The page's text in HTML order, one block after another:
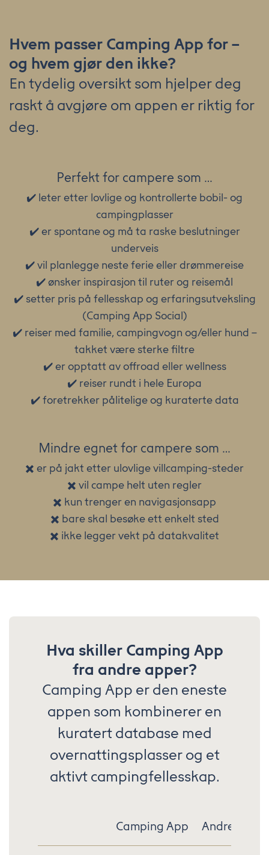
Hvem passer Camping App for –
og hvem gjør den ikke?
En tydelig oversikt som hjelper deg
raskt å avgjøre om appen er riktig for
deg.
Perfekt for campere som …
✔️ leter etter lovlige og kontrollerte bobil- og
campingplasser
✔️ er spontane og må ta raske beslutninger
underveis
✔️ vil planlegge neste ferie eller drømmereise
✔️ ønsker inspirasjon til ruter og reisemål
✔️ setter pris på fellesskap og erfaringsutveksling
(Camping App Social)
✔️ reiser med familie, campingvogn og/eller hund –
takket være sterke filtre
✔️ er opptatt av offroad eller wellness
✔️ reiser rundt i hele Europa
✔️ foretrekker pålitelige og kuraterte data
Mindre egnet for campere som …
✖️ er på jakt etter ulovlige villcamping-steder
✖️ vil campe helt uten regler
✖️ kun trenger en navigasjonsapp
✖️ bare skal besøke ett enkelt sted
✖️ ikke legger vekt på datakvalitet
Hva skiller Camping App
fra andre apper?
Camping App er den eneste
appen som kombinerer en
kuratert database med
overnattingsplasser og et
aktivt campingfellesskap.
Camping App Andre apper